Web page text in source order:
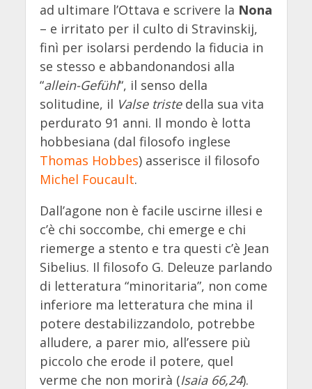
ad ultimare l’Ottava e scrivere la Nona
– e irritato per il culto di Stravinskij,
finì per isolarsi perdendo la fiducia in
se stesso e abbandonandosi alla
“allein-Gefühl“, il senso della
solitudine, il Valse tristedella sua vita
perdurato 91 anni. Il mondo è lotta
hobbesiana (dal filosofo inglese
Thomas Hobbes) asserisce il filosofo
Michel Foucault.
Dall’agone non è facile uscirne illesi e
c’è chi soccombe, chi emerge e chi
riemerge a stento e tra questi c’è Jean
Sibelius. Il filosofo G. Deleuze parlando
di letteratura “minoritaria”, non come
inferiore ma letteratura che mina il
potere destabilizzandolo, potrebbe
alludere, a parer mio, all’essere più
piccolo che erode il potere, quel
verme che non morirà (Isaia 66,24).